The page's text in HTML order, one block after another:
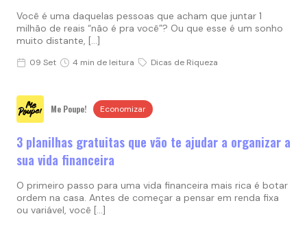
Você é uma daquelas pessoas que acham que juntar 1
milhão de reais “não é pra você”? Ou que esse é um sonho
muito distante, […]
09 Set 4 min de leitura Dicas de Riqueza
Me Poupe! Economizar
3 planilhas gratuitas que vão te ajudar a organizar a
sua vida financeira
O primeiro passo para uma vida financeira mais rica é botar
ordem na casa. Antes de começar a pensar em renda fixa
ou variável, você […]